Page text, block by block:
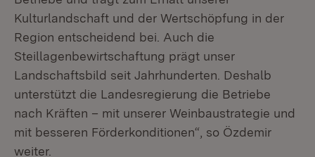
Kulturlandschaft und der Wertschöpfung in der
Region entscheidend bei. Auch die
Steillagenbewirtschaftung prägt unser
Landschaftsbild seit Jahrhunderten. Deshalb
unterstützt die Landesregierung die Betriebe
nach Kräften – mit unserer Weinbaustrategie und
mit besseren Förderkonditionen“, so Özdemir
weiter.